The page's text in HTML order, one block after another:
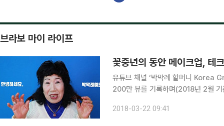
브라보 마이 라이프
꽃중년의 동안 메이크업, 테
유튜브 채널 ‘박막례 할머니 Korea
200만 뷰를 기록하며(2018년 2월 기
업 테크닉도 애써 알 필요 없다. 내가
2018-03-22 09:41